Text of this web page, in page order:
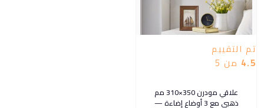
تم التقييم
4.5 من 5
علاقي مودرن 350×310 مم
ذهبي مع 3 أوضاع إضاءة —